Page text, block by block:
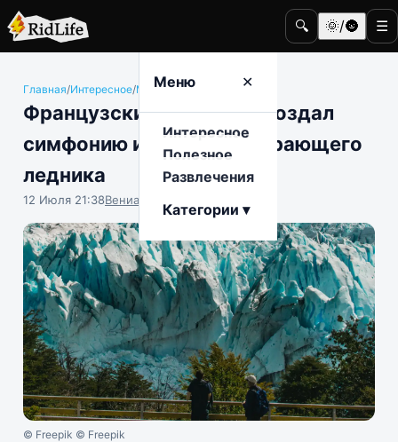
🔍 🌞/🌚 ☰
Меню ✕
Интересное
Полезное
Развлечения
Категории ▾
Главная/Интересное/Музыка
Французский музыкант создал
симфонию из звуков умирающего
ледника
12 Июля 21:38Вениамин Ветролесов
© Freepik © Freepik